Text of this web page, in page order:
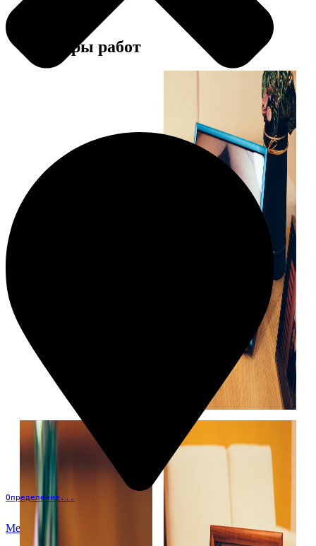
Определение...
Меню
Примеры работ